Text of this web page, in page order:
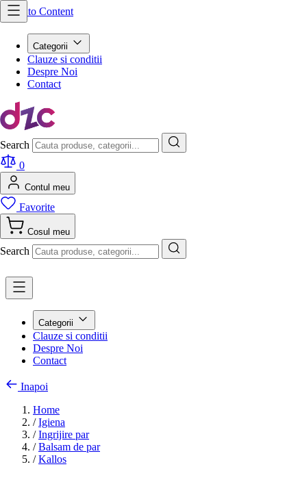
Skip to Content
Categorii
Clauze si conditii
Despre Noi
Contact
Search
0
Contul meu
Favorite
Cosul meu
Search
Categorii
Clauze si conditii
Despre Noi
Contact
Inapoi
Home
/ Igiena
/ Ingrijire par
/ Balsam de par
/ Kallos